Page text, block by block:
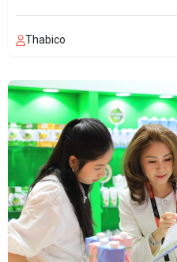
Thabico